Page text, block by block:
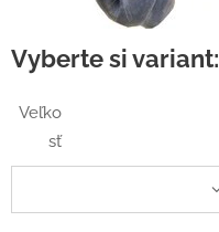
Vyberte si variant:
Veľko
sť